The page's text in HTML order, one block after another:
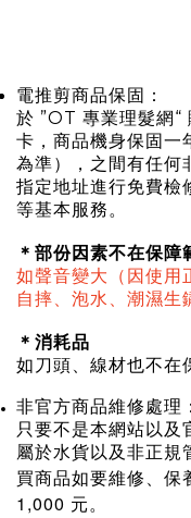
電推剪商品保固：
於 ”OT 專業理髮網“
卡，商品機身保固一
為準），之間有任何
指定地址進行免費檢
等基本服務。
＊部份因素不在保障
如聲音變大（因使用
自摔、泡水、潮濕生
＊消耗品
如刀頭、線材也不在
非官方商品維修處理：
只要不是本網站以及
屬於水貨以及非正規
買商品如要維修、保
1,000 元。